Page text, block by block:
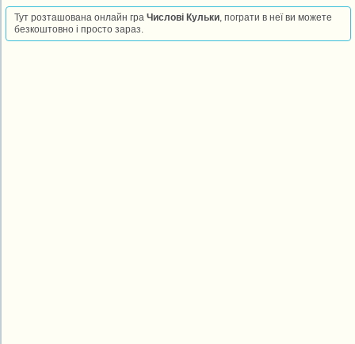
Тут розташована онлайн граЧислові Кульки, пограти в неї ви можете
безкоштовно і просто зараз.